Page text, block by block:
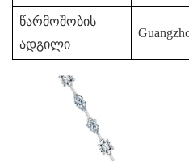
წარმოშობის
ადგილი